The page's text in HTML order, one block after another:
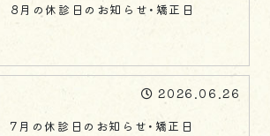
8月の休診日のお知らせ・矯正日
2026.06.26
7月の休診日のお知らせ・矯正日